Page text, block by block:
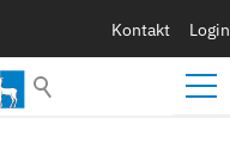
Kontakt Login